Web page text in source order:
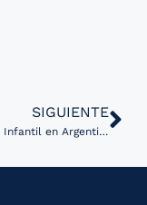
SIGUIENTE
Hospital Infantil en Argentina consolida el uso de consultas virtuales